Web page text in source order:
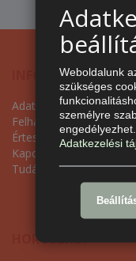
INFORMÁCIÓ
Adatvédelmi szabályzat
Felhasználási feltételek
Értesítés súgó
Kapcsolat
Tudásbázis
HOROSZKÓP
Weboldalunk
szükséges
személyre
Adatkezelési